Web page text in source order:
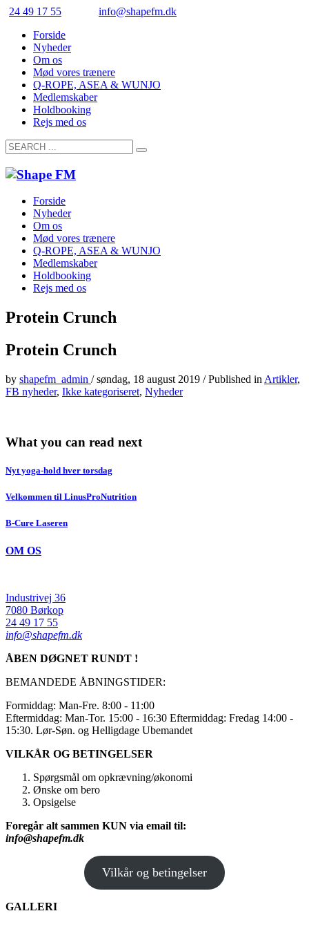
24 49 17 55
info@shapefm.dk
Forside
Nyheder
Om os
Mød vores trænere
Q-ROPE, ASEA & WUNJO
Medlemskaber
Holdbooking
Rejs med os
Forside
Nyheder
Om os
Mød vores trænere
Q-ROPE, ASEA & WUNJO
Medlemskaber
Holdbooking
Rejs med os
Protein Crunch
Protein Crunch
by shapefm_admin /søndag, 18 august 2019 /Published in Artikler,
FB nyheder, Ikke kategoriseret, Nyheder
What you can read next
Nyt yoga-hold hver torsdag
Velkommen til LinusProNutrition
B-Cure Laseren
OM OS
Industrivej 36
7080 Børkop
24 49 17 55
info@shapefm.dk
ÅBEN DØGNET RUNDT !
BEMANDEDE ÅBNINGSTIDER:
Formiddag: Man-Fre. 8:00 - 11:00
Eftermiddag: Man-Tor. 15:00 - 16:30 Eftermiddag: Fredag 14:00 -
15:30. Lør-Søn. og Helligdage Ubemandet
VILKÅR OG BETINGELSER
Spørgsmål om opkrævning/økonomi
Ønske om bero
Opsigelse
Foregår alt sammen KUN via email til:
info@shapefm.dk
Vilkår og betingelser
GALLERI